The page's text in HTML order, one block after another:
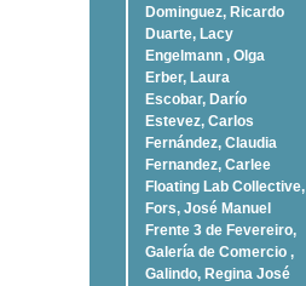
Dominguez, Ricardo
Duarte, Lacy
Engelmann , Olga
Erber, Laura
Escobar, Darío
Estevez, Carlos
Fernández, Claudia
Fernandez, Carlee
Floating Lab Collective,
Fors, José Manuel
Frente 3 de Fevereiro,
Galería de Comercio ,
Galindo, Regina José